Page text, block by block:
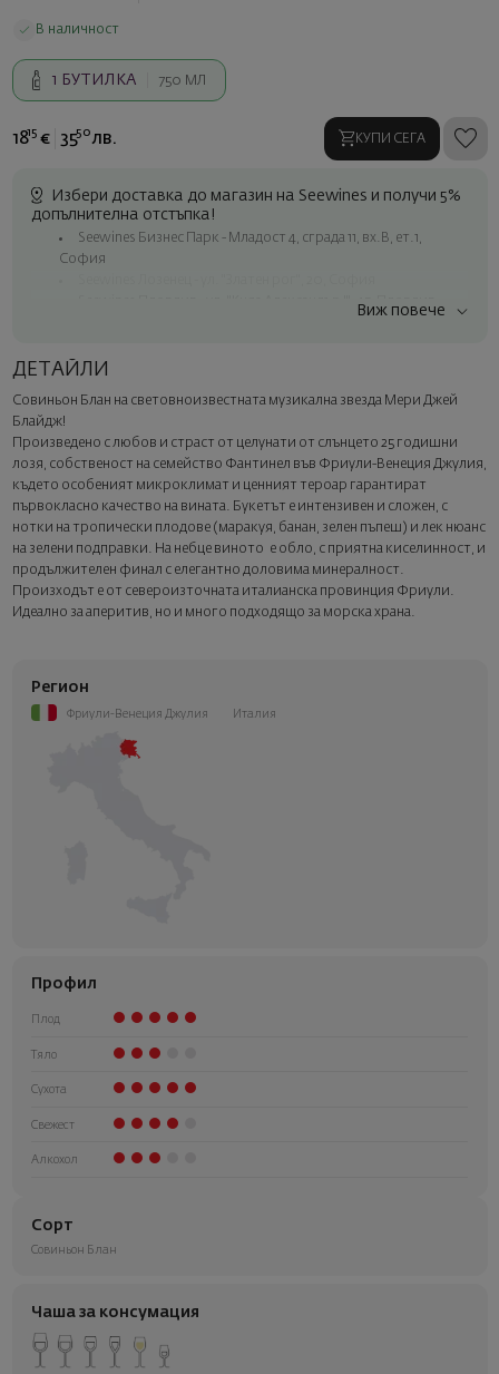
В наличност
1 БУТИЛКА 750 МЛ
1815 € 3550 лв. КУПИ СЕГА
Избери доставка до магазин на Seewines и получи 5%
допълнителна отстъпка!
Seewines Бизнес Парк - Младост 4, сграда 11, вх.В, ет.1,
София
Seewines Пловдив - ул. "Княз Александър I", 45, Пловдив
Куриер на Seewines до адрес в рамките на град София
Изненадайте със стил
Добавете луксозна подаръчна опаковка и персонализирана
картичка с ваше пожелание. Изберете тази опция в
следващата стъпка от поръчката.
Виж повече
ДЕТАЙЛИ
Совиньон Блан на световноизвестната музикална звезда Мери Джей
Блайдж!
Произведено с любов и страст от целунати от слънцето 25 годишни
лозя, собственост на семейство Фантинел във Фриули-Венеция Джулия,
където особеният микроклимат и ценният тероар гарантират
първокласно качество на вината. Букетът е интензивен и сложен, с
нотки на тропически плодове (маракуя, банан, зелен пъпеш) и лек нюанс
на зелени подправки. На небце виното е обло, с приятна киселинност, и
продължителен финал с елегантно доловима минералност.
Произходът е от североизточната италианска провинция Фриули.
Идеално за аперитив, но и много подходящо за морска храна.
Регион
Фриули-Венеция Джулия Италия
Профил
Плод
Тяло
Сухота
Свежест
Алкохол
Сорт
Совиньон Блан
Чаша за консумация